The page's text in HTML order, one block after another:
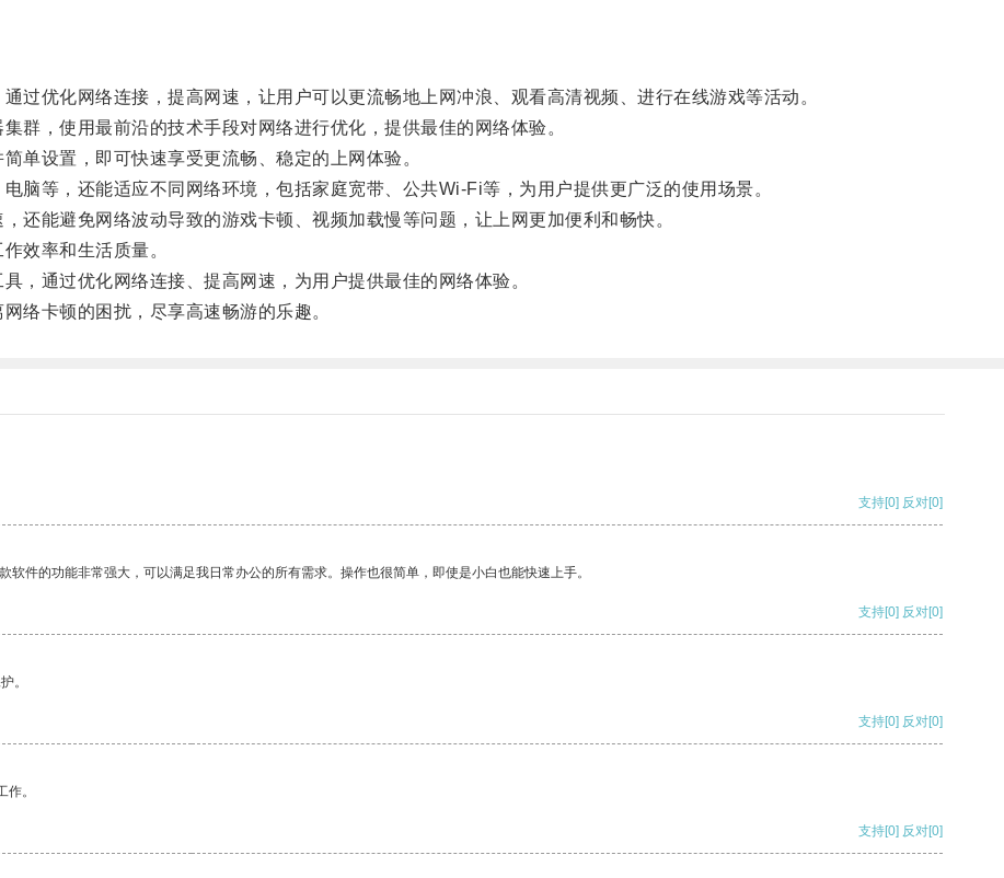
优化网络连接，提高网速，让用户可以更流畅地上网冲浪、观看高清视频、进行在线游戏等活动。
，使用最前沿的技术手段对网络进行优化，提供最佳的网络体验。
设置，即可快速享受更流畅、稳定的上网体验。
等，还能适应不同网络环境，包括家庭宽带、公共Wi-Fi等，为用户提供更广泛的使用场景。
能避免网络波动导致的游戏卡顿、视频加载慢等问题，让上网更加便利和畅快。
效率和生活质量。
通过优化网络连接、提高网速，为用户提供最佳的网络体验。
卡顿的困扰，尽享高速畅游的乐趣。
支持[0] 反对[0]
件的功能非常强大，可以满足我日常办公的所有需求。操作也很简单，即使是小白也能快速上手。
支持[0] 反对[0]
。
支持[0] 反对[0]
。
支持[0] 反对[0]